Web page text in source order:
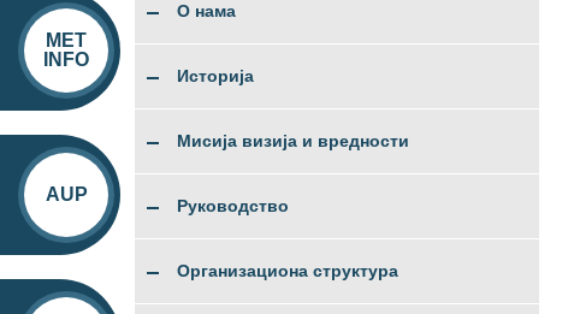
MET
INFO
AUP
О нама
Историја
Мисија визија и вредности
Руководство
Организациона структура